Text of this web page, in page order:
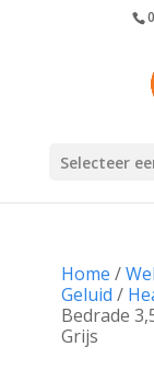
Selecteer
Home /
Geluid /
Bedrade
Grijs